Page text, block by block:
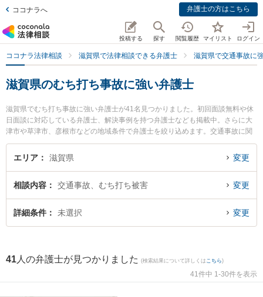
ココナラへ 弁護士の方はこちら
投稿する 探す 閲覧履歴 マイリスト ログイン
ココナラ法律相談 滋賀県で法律相談できる弁護士 滋賀県で交通事故に
滋賀県のむち打ち事故に強い弁護士
滋賀県でむち打ち事故に強い弁護士が41名見つかりました。初回面談無料や休
日面談に対応している弁護士、解決事例を持つ弁護士なども掲載中。さらに大
津市や草津市、彦根市などの地域条件で弁護士を絞り込めます。交通事故に関
係する自動車事故やバイク事故、自転車事故等の細かな分野での絞り込み検索
もでき便利です。特に大津法律事務所の辻井 康喜弁護士ややすだ法律事務所の
安田 慶太弁護士、ベリーベスト法律事務所 滋賀草津オフィスの髙橋 咲衣弁護
で土日や夜間に発生したむち打ち事故のトラブルを今すぐに弁護士に相談した
い』『むち打ち事故のトラブル解決の実績豊富な近くの弁護士を検索したい』
『初回相談無料でむち打ち事故を法律相談できる滋賀県内の弁護士に相談予約
エリア 滋賀県 変更
相談内容 交通事故、むち打ち被害 変更
詳細条件 未選択 変更
41 人の弁護士が見つかりました (検索結果について詳しくは こちら)
41件中 1-30件を表示